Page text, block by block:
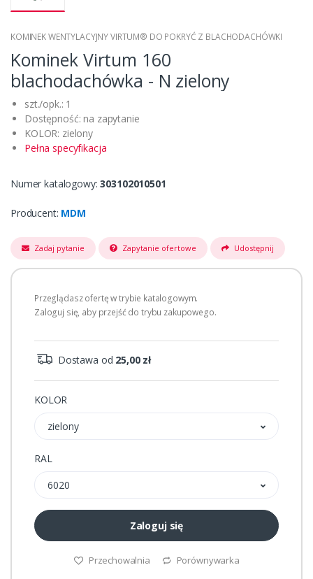
KOMINEK WENTYLACYJNY VIRTUM® DO POKRYĆ Z BLACHODACHÓWKI
Kominek Virtum 160
blachodachówka - N zielony
szt./opk.: 1
Dostępność: na zapytanie
KOLOR: zielony
Pełna specyfikacja
Numer katalogowy:303102010501
Producent: MDM
Zadaj pytanie Zapytanie ofertowe Udostępnij
Przeglądasz ofertę w trybie katalogowym.
Zaloguj się, aby przejść do trybu zakupowego.
Dostawa od 25,00 zł
KOLOR
zielony
RAL
6020
Zaloguj się
Przechowalnia Porównywarka